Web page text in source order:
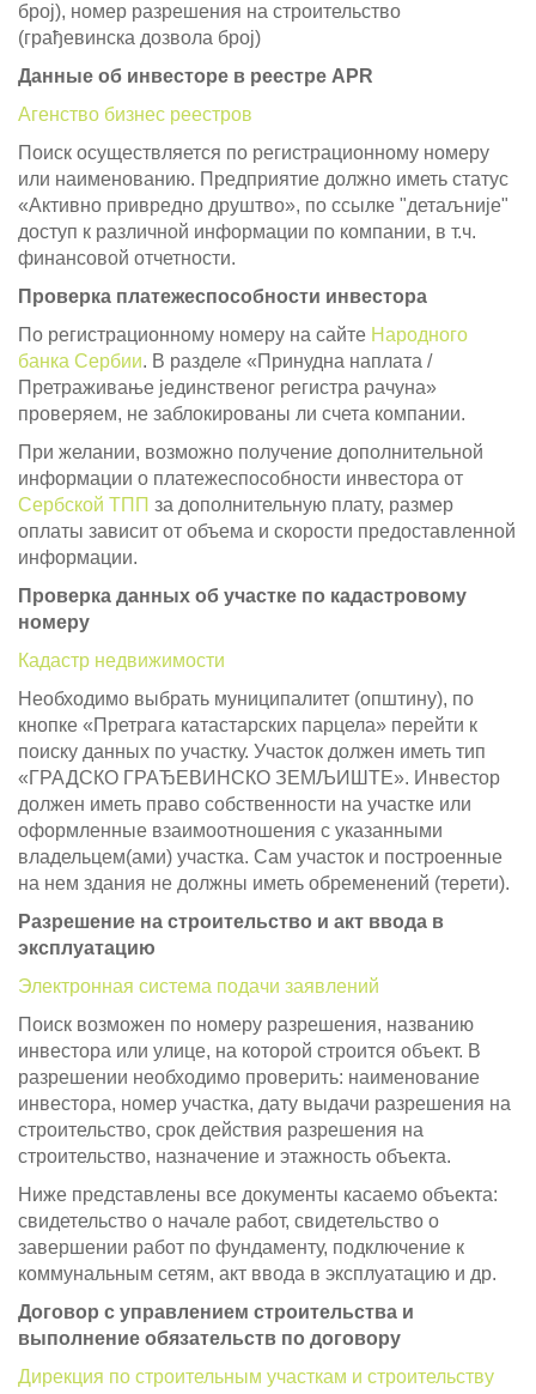
броj), номер разрешения на строительство
(грађевинска дозвола броj)
Данные об инвесторе в реестре APR
Агенство бизнес реестров
Поиск осуществляется по регистрационному номеру
или наименованию. Предприятие должно иметь статус
«Активно привредно друштво», по ссылке "детаљније"
доступ к различной информации по компании, в т.ч.
финансовой отчетности.
Проверка платежеспособности инвестора
По регистрационному номеру на сайте Народного
банка Сербии. В разделе «Принудна наплата /
Претраживање јединственог регистра рачуна»
проверяем, не заблокированы ли счета компании.
При желании, возможно получение дополнительной
информации о платежеспособности инвестора от
Сербской ТПП за дополнительную плату, размер
оплаты зависит от объема и скорости предоставленной
информации.
Проверка данных об участке по кадастровому
номеру
Кадастр недвижимости
Необходимо выбрать муниципалитет (општину), по
кнопке «Претрага катастарских парцела» перейти к
поиску данных по участку. Участок должен иметь тип
«ГРАДСКО ГРАЂЕВИНСКО ЗЕМЉИШТЕ». Инвестор
должен иметь право собственности на участке или
оформленные взаимоотношения с указанными
владельцем(ами) участка. Сам участок и построенные
на нем здания не должны иметь обременений (терети).
Разрешение на строительство и акт ввода в
эксплуатацию
Электронная система подачи заявлений
Поиск возможен по номеру разрешения, названию
инвестора или улице, на которой строится объект. В
разрешении необходимо проверить: наименование
инвестора, номер участка, дату выдачи разрешения на
строительство, срок действия разрешения на
строительство, назначение и этажность объекта.
Ниже представлены все документы касаемо объекта:
свидетельство о начале работ, свидетельство о
завершении работ по фундаменту, подключение к
коммунальным сетям, акт ввода в эксплуатацию и др.
Договор с управлением строительства и
выполнение обязательств по договору
Дирекция по строительным участкам и строительству